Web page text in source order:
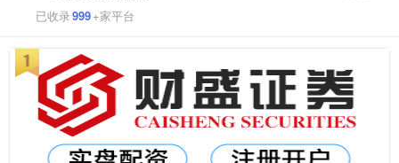
已收录999+家平台